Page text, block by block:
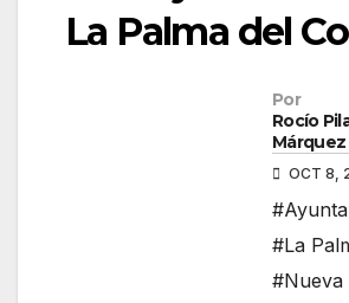
La Palma del
Por
Rocío
Márquez
OCT 8,
#La
#Nueva